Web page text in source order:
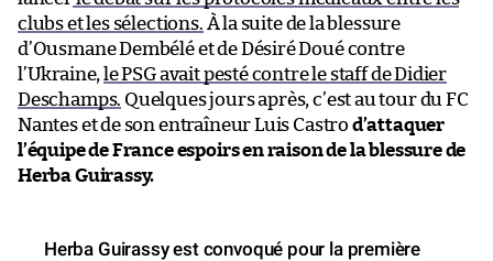
clubs et les sélections. À la suite de la blessure
d’Ousmane Dembélé et de Désiré Doué contre
l’Ukraine, le PSG avait pesté contre le staff de Didier
Deschamps. Quelques jours après, c’est au tour du FC
Nantes et de son entraîneur Luis Castro d’attaquer
l’équipe de France espoirs en raison de la blessure de
Herba Guirassy.
Herba Guirassy est convoqué pour la première